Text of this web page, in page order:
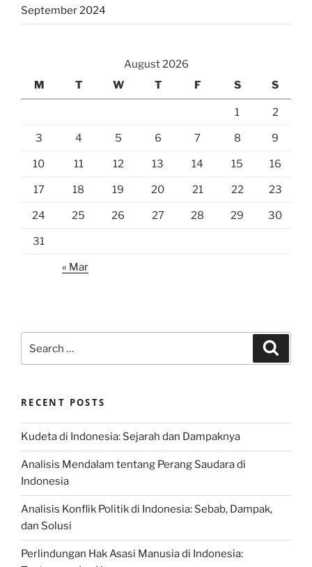
September 2024
August 2026
M
T W T F S S
1 2
3 4 5 6 7 8 9
10 11 12 13 14 15 16
17 18 19 20 21 22 23
24 25 26 27 28 29 30
31
« Mar
for:
RECENT POSTS
Kudeta di Indonesia: Sejarah dan Dampaknya
Analisis Mendalam tentang Perang Saudara di
Indonesia
Analisis Konflik Politik di Indonesia: Sebab, Dampak,
dan Solusi
Perlindungan Hak Asasi Manusia di Indonesia: